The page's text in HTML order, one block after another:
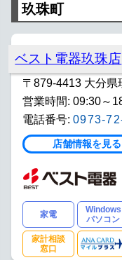
玖珠町
ベスト電器玖珠店
〒879-4413 大分
営業時間: 09:30～
電話番号: 0973-
店舗情報を見る
家電
Windows
パソコン
家計相談
窓口